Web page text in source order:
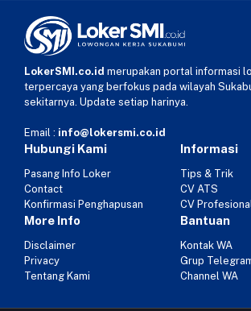
LokerSMI.co.id merupakan portal informasi
terpercaya yang berfokus pada wilayah
sekitarnya. Update setiap harinya.
Email : info@lokersmi.co.id
Hubungi Kami
Pasang Info Loker
Contact
Konfirmasi Penghapusan
Informasi
Tips & Trik
CV ATS
CV
More Info
Disclaimer
Privacy
Tentang Kami
Bantuan
Kontak WA
Grup
Channel WA